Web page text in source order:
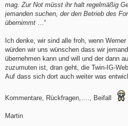
mag. Zur Not müsst ihr halt regelmäßig
jemanden suchen, der den Betrieb des
übernimmt …“
Ich denke, wir sind alle froh, wenn
würden wir uns wünschen dass wir
übernehmen kann und will und der dann
zuzumuten ist, dran geht, die Twin-IG-
Auf dass sich dort auch weiter was
Kommentare, Rückfragen,…., Beifall
Martin